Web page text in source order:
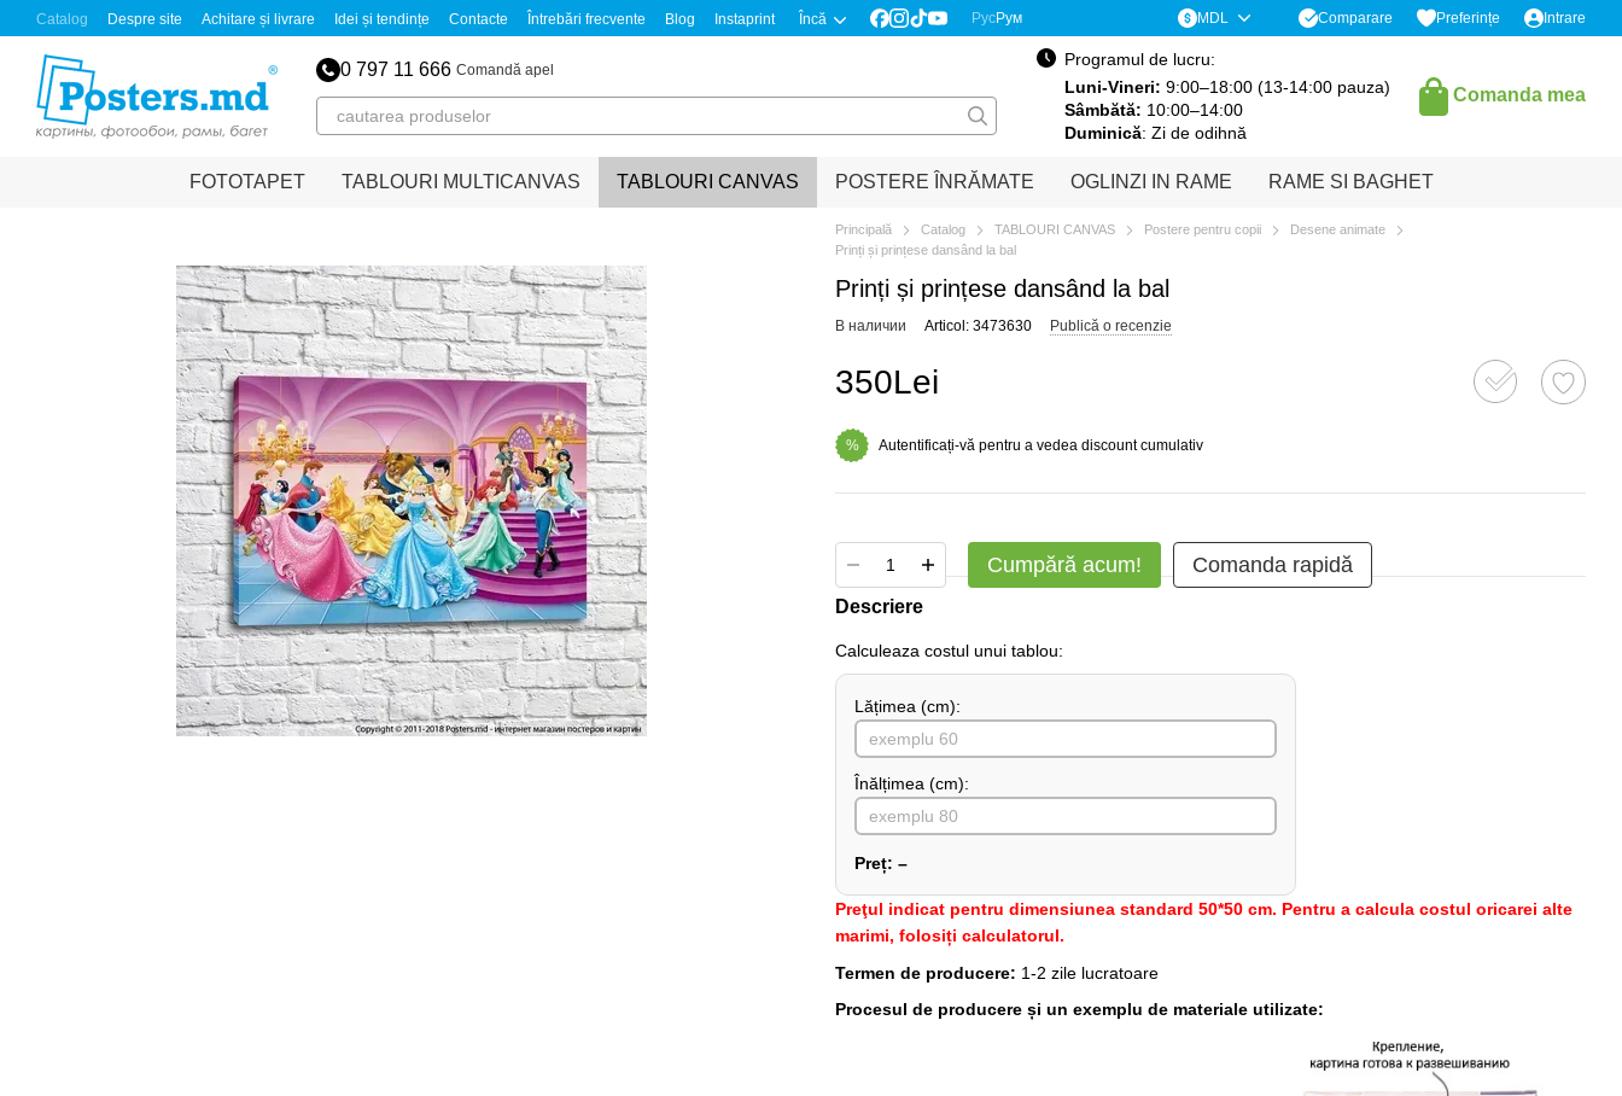
Mergi la conținutul principal
Catalog Despre site Achitare și livrare Idei și tendințe Contacte Întrebări frecvente Blog Instaprint Încă РусРум MDL Comparare Preferințe Intrare
0 797 11 666 Comandă apel
Programul de lucru:
Luni-Vineri: 9:00–18:00 (13-14:00 pauza)
Sâmbătă: 10:00–14:00
Duminică: Zi de odihnă
Comanda mea
FOTOTAPET TABLOURI MULTICANVAS TABLOURI CANVAS POSTERE ÎNRĂMATE OGLINZI IN RAME RAME SI BAGHET
Principală Catalog TABLOURI CANVAS Postere pentru copii
Desene animate
Prinți și prințese dansând la bal
Prinți și prințese dansând la bal
В наличии Articol: 3473630 Publică o recenzie
350Lei
% Autentificați-vă pentru a vedea discount cumulativ
Cumpără acum! Comanda rapidă
Descriere
Сalculeaza costul unui tablou:
Lățimea (сm):
Înălțimea (cm):
Preț: –
Preţul indicat pentru dimensiunea standard 50*50 cm. Pentru a calcula costul oricarei alte
marimi, folosiți calculatorul.
Termen de producere: 1-2 zile lucratoare
Procesul de producere și un exemplu de materiale utilizate: